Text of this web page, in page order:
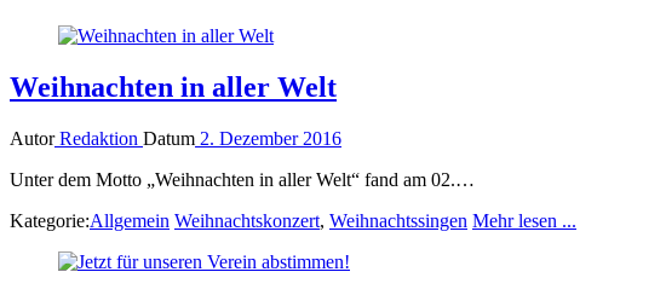
Weihnachten in aller Welt
AutorRedaktion Datum 2. Dezember 2016
Unter dem Motto „Weihnachten in aller Welt“ fand am 02.…
Kategorie:Allgemein Weihnachtskonzert, Weihnachtssingen Mehr lesen ...